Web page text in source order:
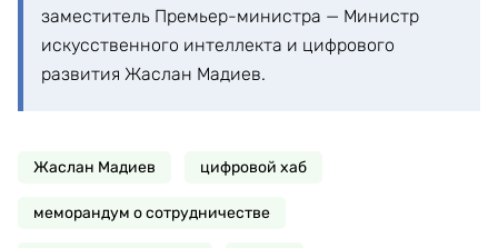
заместитель Премьер-министра — Министр
искусственного интеллекта и цифрового
развития Жаслан Мадиев.
Жаслан Мадиев цифровой хаб
меморандум о сотрудничестве